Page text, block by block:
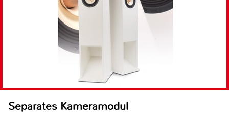
Separates Kameramodul